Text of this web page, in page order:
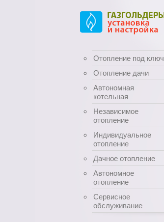
Отопление под ключ
Отопление дачи
Автономная
котельная
Независимое
отопление
Индивидуальное
отопление
Дачное отопление
Автономное
отопление
Сервисное
обслуживание